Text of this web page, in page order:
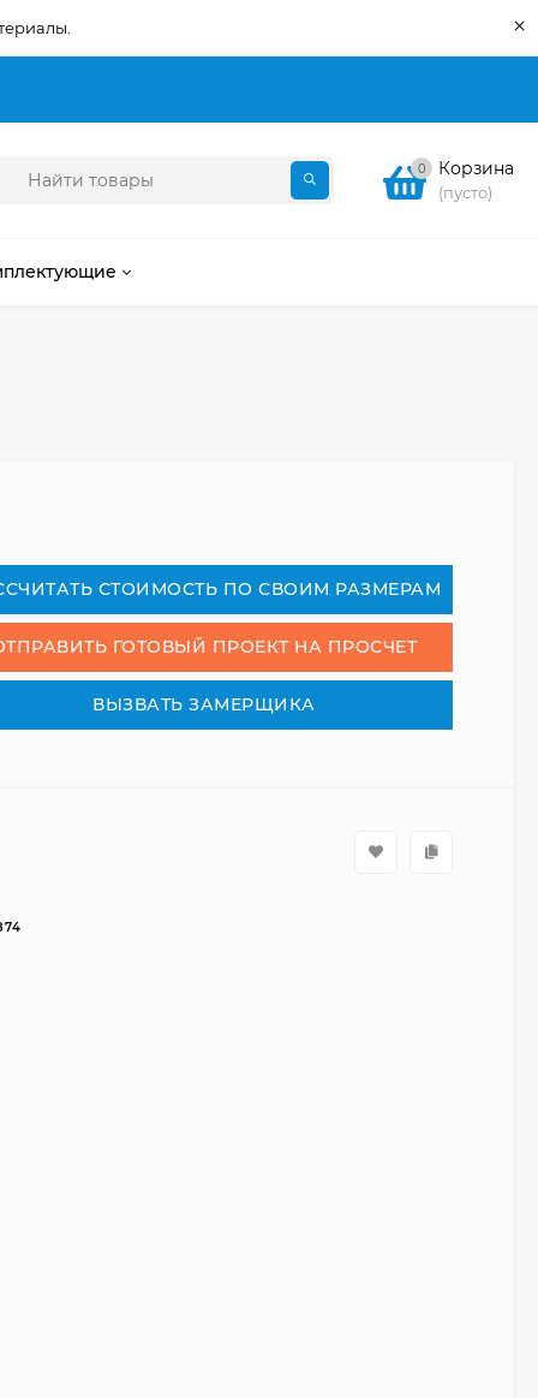
×
0 Корзина
(пусто)
СТОИМОСТЬ ПО СВОИМ РАЗМЕРАМ
ГОТОВЫЙ ПРОЕКТ НА ПРОСЧЕТ
ВЫЗВАТЬ ЗАМЕРЩИКА